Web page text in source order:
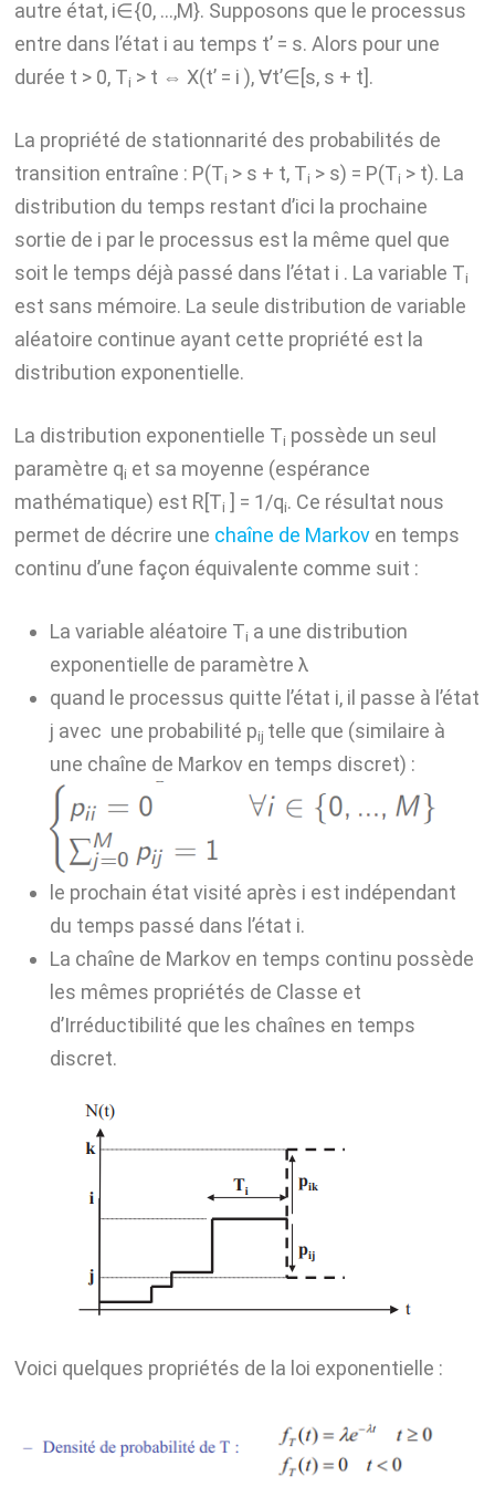
autre état, i∈{0, …,M}. Supposons que le processus
entre dans l’état i au temps t’ = s. Alors pour une
durée t > 0, Ti> t ⇔ X(t’ = i ), ∀t’∈[s, s + t].
La propriété de stationnarité des probabilités de
transition entraîne : P(Ti> s + t, Ti> s) = P(Ti> t). La
distribution du temps restant d’ici la prochaine
sortie de i par le processus est la même quel que
soit le temps déjà passé dans l’état i . La variable Ti
est sans mémoire. La seule distribution de variable
aléatoire continue ayant cette propriété est la
distribution exponentielle.
La distribution exponentielle Tipossède un seul
paramètre qiet sa moyenne (espérance
mathématique) est R[Ti] = 1/qi. Ce résultat nous
permet de décrire une chaîne de Markoven temps
continu d’une façon équivalente comme suit :
La variable aléatoire Tia une distribution
exponentielle de paramètre λ
quand le processus quitte l’état i, il passe à l’état
j avec une probabilité pij telle que (similaire à
une chaîne de Markov en temps discret) :
le prochain état visité après i est indépendant
du temps passé dans l’état i.
La chaîne de Markov en temps continu possède
les mêmes propriétés de Classe et
d’Irréductibilité que les chaînes en temps
discret.
Voici quelques propriétés de la loi exponentielle :